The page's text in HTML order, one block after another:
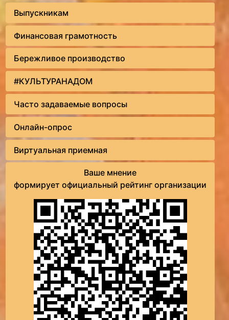
Выпускникам
Финансовая грамотность
Бережливое производство
#КУЛЬТУРАНАДОМ
Часто задаваемые вопросы
Онлайн-опрос
Виртуальная приемная
Ваше мнение
формирует официальный рейтинг организации